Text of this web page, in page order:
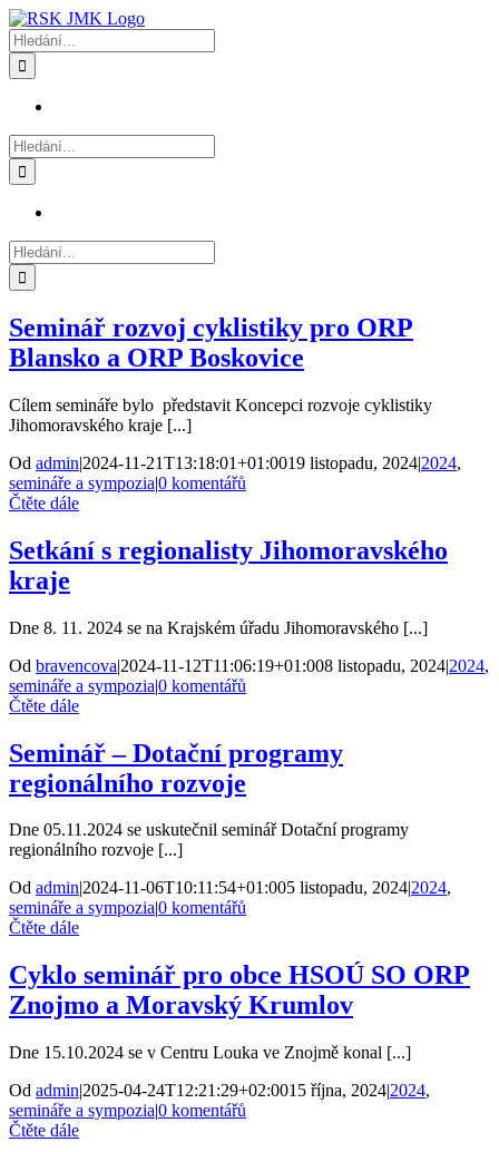
Přeskočit
na
obsah
Hledat:
Hledat:
Hledat:
Seminář rozvoj cyklistiky pro ORP
Blansko a ORP Boskovice
Cílem semináře bylo představit Koncepci rozvoje cyklistiky
Jihomoravského kraje [...]
Od admin|2024-11-21T13:18:01+01:0019 listopadu, 2024|2024,
semináře a sympozia|0 komentářů
Čtěte dále
Setkání s regionalisty Jihomoravského
kraje
Dne 8. 11. 2024 se na Krajském úřadu Jihomoravského [...]
Od bravencova|2024-11-12T11:06:19+01:008 listopadu, 2024|2024,
semináře a sympozia|0 komentářů
Čtěte dále
Seminář – Dotační programy
regionálního rozvoje
Dne 05.11.2024 se uskutečnil seminář Dotační programy
regionálního rozvoje [...]
Od admin|2024-11-06T10:11:54+01:005 listopadu, 2024|2024,
semináře a sympozia|0 komentářů
Čtěte dále
Cyklo seminář pro obce HSOÚ SO ORP
Znojmo a Moravský Krumlov
Dne 15.10.2024 se v Centru Louka ve Znojmě konal [...]
Od admin|2025-04-24T12:21:29+02:0015 října, 2024|2024,
semináře a sympozia|0 komentářů
Čtěte dále